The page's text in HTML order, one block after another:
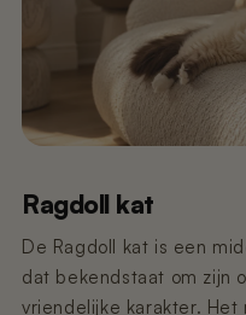
€349,00
Poopy Nova
€449,00
Poopy Nova
€59,95
€11,99
Nano 3 -
€9,99
Nano 3 -
€99,99 Pre-
Nano 2 -
€9,99
Nano 2 - T-
Nano 2 & 3 –
Ragdoll kat
De Ragdoll kat is een
dat bekendstaat om zijn
vriendelijke karakter.